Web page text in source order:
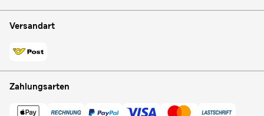
Versandart
Zahlungsarten